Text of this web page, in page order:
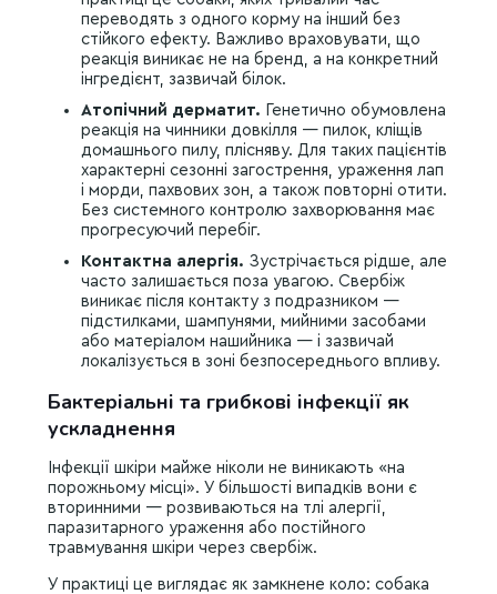
переводять з одного корму на інший без
стійкого ефекту. Важливо враховувати, що
реакція виникає не на бренд, а на конкретний
інгредієнт, зазвичай білок.
Атопічний дерматит. Генетично обумовлена
реакція на чинники довкілля — пилок, кліщів
домашнього пилу, плісняву. Для таких пацієнтів
характерні сезонні загострення, ураження лап
і морди, пахвових зон, а також повторні отити.
Без системного контролю захворювання має
прогресуючий перебіг.
Контактна алергія. Зустрічається рідше, але
часто залишається поза увагою. Свербіж
виникає після контакту з подразником —
підстилками, шампунями, мийними засобами
або матеріалом нашийника — і зазвичай
локалізується в зоні безпосереднього впливу.
Бактеріальні та грибкові інфекції як
ускладнення
Інфекції шкіри майже ніколи не виникають «на
порожньому місці». У більшості випадків вони є
вторинними — розвиваються на тлі алергії,
паразитарного ураження або постійного
травмування шкіри через свербіж.
У практиці це виглядає як замкнене коло: собака